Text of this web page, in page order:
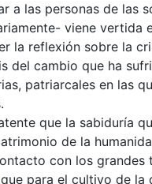
a las personas de las
viene vertida
la reflexión sobre la
del cambio que ha
patriarcales en las
que la sabiduría
de la
con los grandes
para el cultivo de la